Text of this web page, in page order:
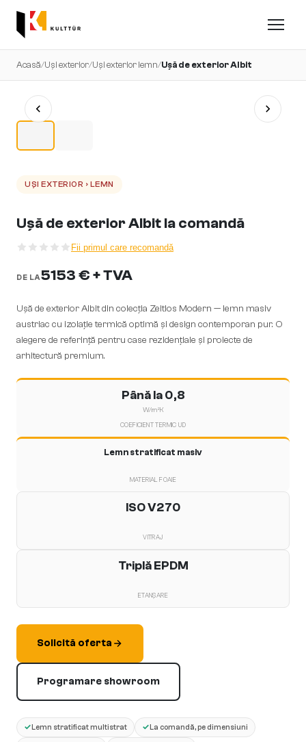
Acasă/Uși exterior/Uși exterior lemn/Ușă de exterior Albit
UȘI EXTERIOR › LEMN
Ușă de exterior Albit la comandă
Fii primul care recomandă
DE LA5153 € + TVA
Ușă de exterior Albit din colecția Zeitlos Modern — lemn masiv
austriac cu izolație termică optimă și design contemporan pur. O
alegere de referință pentru case rezidențiale și proiecte de
arhitectură premium.
Până la 0,8
W/m²K
COEFICIENT TERMIC UD
Lemn stratificat masiv
MATERIAL FOAIE
ISO V270
VITRAJ
Triplă EPDM
ETANȘARE
Solicită oferta
Programare showroom
✓ Lemn stratificat multistrat ✓ La comandă, pe dimensiuni